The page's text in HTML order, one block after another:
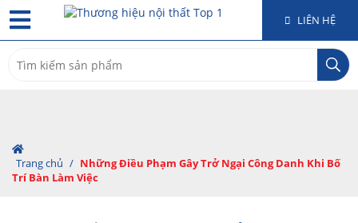
LIÊN HỆ
for:
Trang chủ / Những Điều Phạm Gây Trở Ngại Công Danh Khi Bố
Trí Bàn Làm Việc